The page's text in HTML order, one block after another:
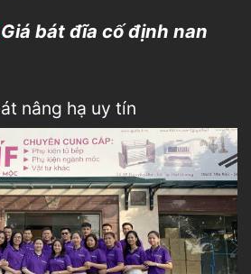
Giá bát đĩa cố định nan
nâng hạ uy tín